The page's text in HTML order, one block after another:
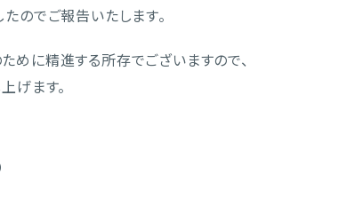
のでご報告いたします。
に精進する所存でございますので、
げます。